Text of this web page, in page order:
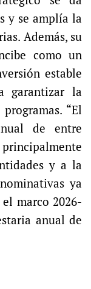
y se amplía la
Además, su
como un
estable
garantizar la
“El
de entre
principalmente
y a la
ya
marco 2026-
anual de